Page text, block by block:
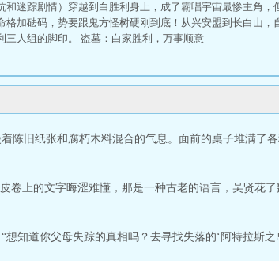
和迷踪剧情）穿越到白胜利身上，成了霸唱宇宙最惨主角
加砝码，势要跟鬼方怪树硬刚到底！从兴安盟到长白山，
人组的脚印。 盗墓：白家胜利，万事顺意
陈旧纸张和腐朽木料混合的气息。面前的桌子堆满了
上的文字晦涩难懂，那是一种古老的语言，吴贤花
知道你父母失踪的真相吗？去寻找失落的‘阿特拉斯之